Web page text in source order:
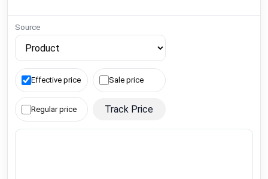
Source
Effective price Sale price
Regular price Track Price